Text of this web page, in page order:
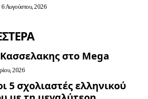
6 Αυγούστου, 2026
στο Mega
2026
5 σχολιαστές ελληνικού